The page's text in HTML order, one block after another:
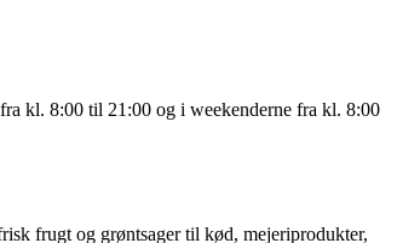
kl. 8:00 til 21:00 og i weekenderne fra kl. 8:00
frugt og grøntsager til kød, mejeriprodukter,